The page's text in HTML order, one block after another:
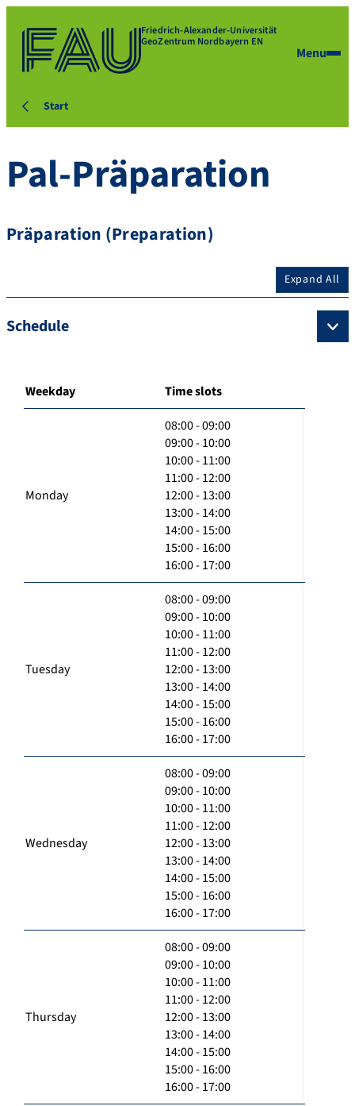
Friedrich-Alexander-Universität
GeoZentrum Nordbayern EN
Menu
Start
Pal-Präparation
Präparation (Preparation)
Expand All
Schedule
Weekday Time slots
Monday
08:00 - 09:00
09:00 - 10:00
10:00 - 11:00
11:00 - 12:00
12:00 - 13:00
13:00 - 14:00
14:00 - 15:00
15:00 - 16:00
16:00 - 17:00
Tuesday
08:00 - 09:00
09:00 - 10:00
10:00 - 11:00
11:00 - 12:00
12:00 - 13:00
13:00 - 14:00
14:00 - 15:00
15:00 - 16:00
16:00 - 17:00
Wednesday
08:00 - 09:00
09:00 - 10:00
10:00 - 11:00
11:00 - 12:00
12:00 - 13:00
13:00 - 14:00
14:00 - 15:00
15:00 - 16:00
16:00 - 17:00
Thursday
08:00 - 09:00
09:00 - 10:00
10:00 - 11:00
11:00 - 12:00
12:00 - 13:00
13:00 - 14:00
14:00 - 15:00
15:00 - 16:00
16:00 - 17:00